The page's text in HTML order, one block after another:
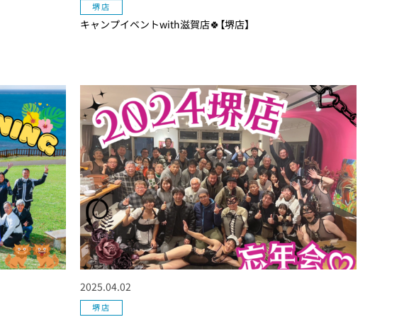
キャンプイベントwith滋賀店🍀【堺店】
堺店
2025.04.02
堺店